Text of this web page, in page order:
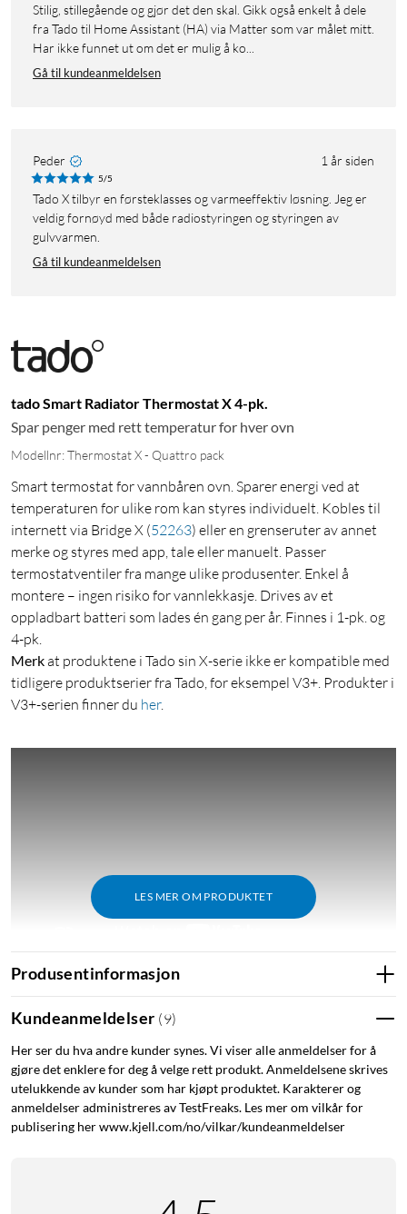
Stilig, stillegående og gjør det den skal. Gikk også enkelt å dele
fra Tado til Home Assistant (HA) via Matter som var målet mitt.
Har ikke funnet ut om det er mulig å ko...
Gå til kundeanmeldelsen
Peder 1 år siden
5/5
Tado X tilbyr en førsteklasses og varmeeffektiv løsning. Jeg er
veldig fornøyd med både radiostyringen og styringen av
gulvvarmen.
Gå til kundeanmeldelsen
tado Smart Radiator Thermostat X 4-pk.
Spar penger med rett temperatur for hver ovn
Modellnr: Thermostat X - Quattro pack
Smart termostat for vannbåren ovn. Sparer energi ved at
temperaturen for ulike rom kan styres individuelt. Kobles til
internett via Bridge X (52263) eller en grenseruter av annet
merke og styres med app, tale eller manuelt. Passer
termostatventiler fra mange ulike produsenter. Enkel å
montere – ingen risiko for vannlekkasje. Drives av et
oppladbart batteri som lades én gang per år. Finnes i 1-pk. og
4-pk.
Merkat produktene i Tado sin X-serie ikke er kompatible med
tidligere produktserier fra Tado, for eksempel V3+. Produkter i
V3+-serien finner du her.
LES MER OM PRODUKTET
Funksjoner
Smart termostat som monteres på eksisterende
vannbåren ovn.
Gjør at du kan styre temperaturen i ulike rom separat
via en app, med tale eller manuelt.
Støtte for geogjerde (stedsdata) som justerer
temperaturen basert på om noen er hjemme eller ikke.
Rapporter og statistikk over energiforbruket i appen.
Produsentinformasjon
Kundeanmeldelser (9)
Her ser du hva andre kunder synes. Vi viser alle anmeldelser for å
gjøre det enklere for deg å velge rett produkt. Anmeldelsene skrives
utelukkende av kunder som har kjøpt produktet. Karakterer og
anmeldelser administreres av TestFreaks. Les mer om vilkår for
publisering her www.kjell.com/no/vilkar/kundeanmeldelser